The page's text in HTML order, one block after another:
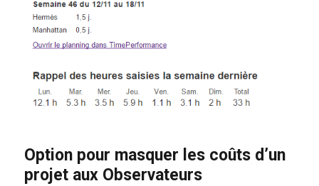
Option pour masquer les coûts d’un
projet aux Observateurs